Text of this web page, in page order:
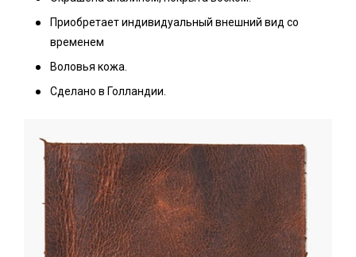
Приобретает индивидуальный внешний вид со
временем
Воловья кожа.
Сделано в Голландии.